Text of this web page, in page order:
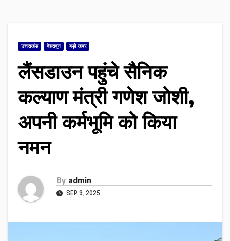
उत्तराखंड देहरादून बड़ी खबर
लैंसडाउन पहुंचे सैनिक
कल्याण मंत्री गणेश जोशी,
अपनी कर्मभूमि को किया
नमन
By admin
SEP 9, 2025